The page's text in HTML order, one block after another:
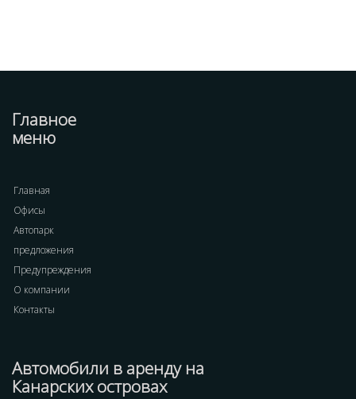
Главное
меню
Главная
Офисы
Автопарк
предложения
Предупреждения
О компании
Контакты
Автомобили в аренду на
Канарских островах